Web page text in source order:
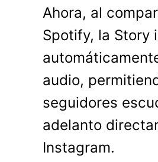
Ahora, al
Spotify, la Story
audio,
seguidores
adelanto
Instagram.